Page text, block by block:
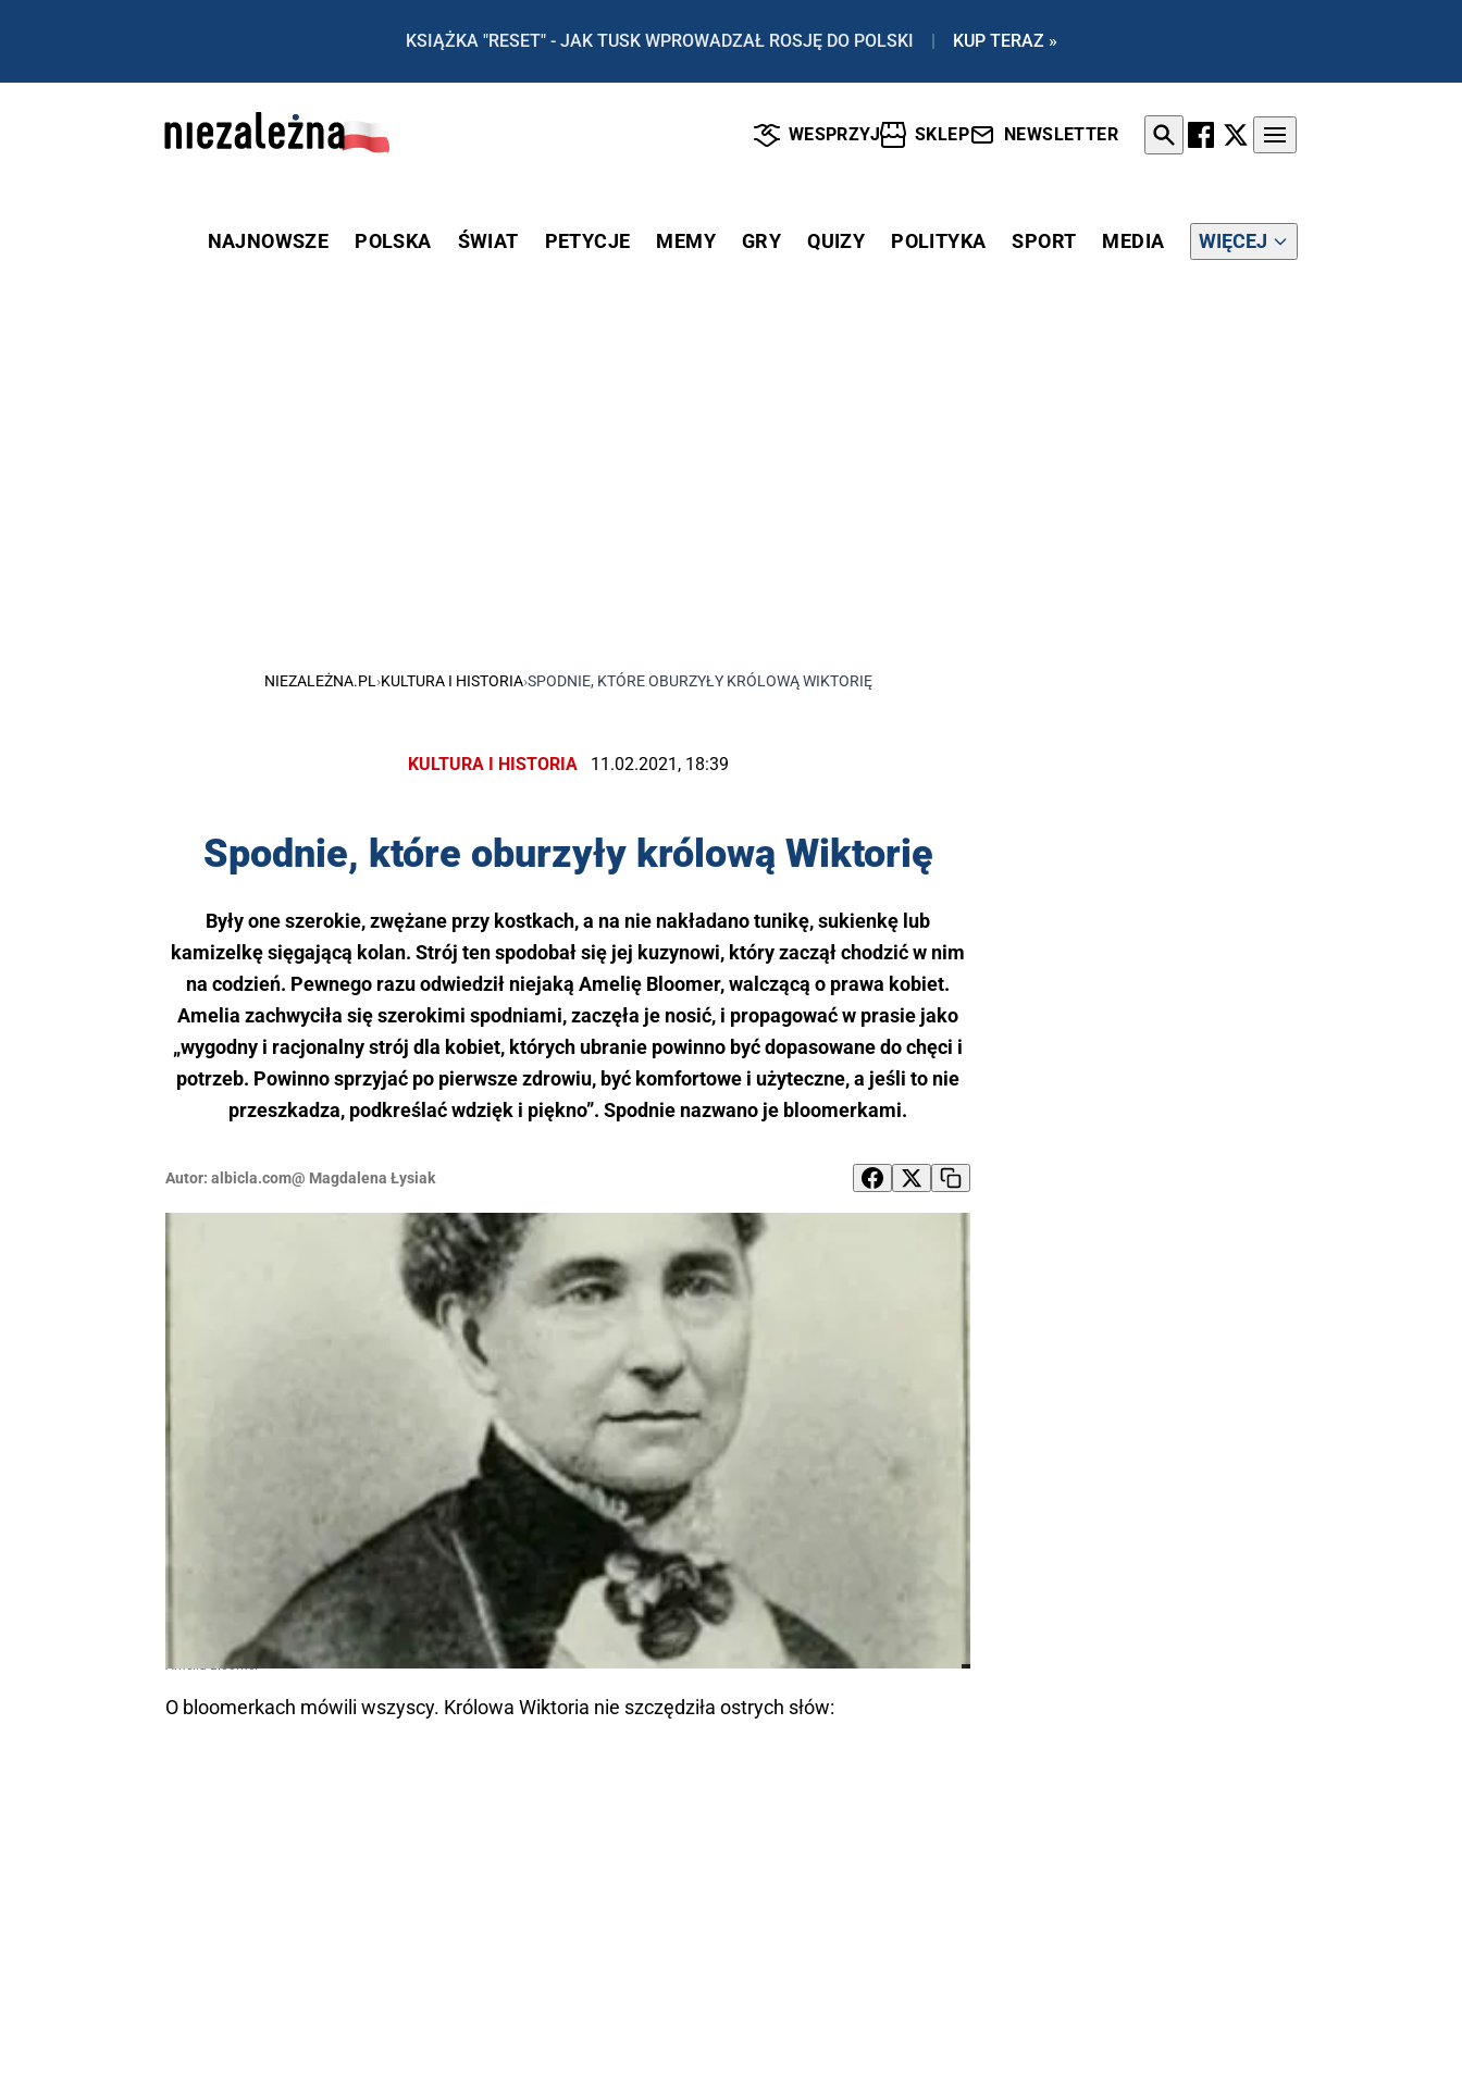
KSIĄŻKA "RESET" - JAK TUSK WPROWADZAŁ ROSJĘ DO POLSKI | KUP TERAZ »
WESPRZYJ SKLEP NEWSLETTER
NAJNOWSZE POLSKA ŚWIAT PETYCJE MEMY GRY QUIZY POLITYKA SPORT MEDIA WIĘCEJ
NIEZALEŻNA.PL ›KULTURA I HISTORIA›SPODNIE, KTÓRE OBURZYŁY KRÓLOWĄ WIKTORIĘ
KULTURA I HISTORIA 11.02.2021, 18:39
Spodnie, które oburzyły królową Wiktorię
Były one szerokie, zwężane przy kostkach, a na nie nakładano tunikę, sukienkę lub
kamizelkę sięgającą kolan. Strój ten spodobał się jej kuzynowi, który zaczął chodzić w nim
na codzień. Pewnego razu odwiedził niejaką Amelię Bloomer, walczącą o prawa kobiet.
Amelia zachwyciła się szerokimi spodniami, zaczęła je nosić, i propagować w prasie jako
„wygodny i racjonalny strój dla kobiet, których ubranie powinno być dopasowane do chęci i
potrzeb. Powinno sprzyjać po pierwsze zdrowiu, być komfortowe i użyteczne, a jeśli to nie
przeszkadza, podkreślać wdzięk i piękno”. Spodnie nazwano je bloomerkami.
Autor: albicla.com@ Magdalena Łysiak
Amelia Bloomer
O bloomerkach mówili wszyscy. Królowa Wiktoria nie szczędziła ostrych słów: